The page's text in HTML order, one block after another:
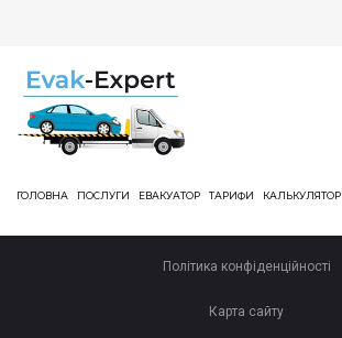
ГОЛОВНА ПОСЛУГИ ЕВАКУАТОР ТАРИФИ КАЛЬКУЛЯТОР
Політика конфіденційності
Карта сайту